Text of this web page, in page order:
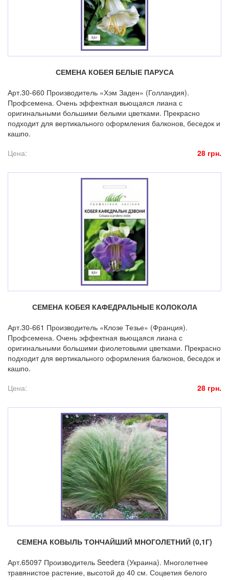
СЕМЕНА КОБЕЯ БЕЛЫЕ ПАРУСА
Арт.30-660 Производитель «Хэм Заден» (Голландия).
Профсемена. Очень эффектная вьющаяся лиана с
оригинальными большими белыми цветками. Прекрасно
подходит для вертикального оформления балконов, беседок и
кашпо.
Цена:
28 грн.
СЕМЕНА КОБЕЯ КАФЕДРАЛЬНЫЕ КОЛОКОЛА
Арт.30-661 Производитель «Клозе Тезье» (Франция).
Профсемена. Очень эффектная вьющаяся лиана с
оригинальными большими фиолетовыми цветками. Прекрасно
подходит для вертикального оформления балконов, беседок и
кашпо.
Цена:
28 грн.
СЕМЕНА КОВЫЛЬ ТОНЧАЙШИЙ МНОГОЛЕТНИЙ (0,1Г)
Арт.65097 Производитель Seedera (Украина). Многолетнее
травянистое растение, высотой до 40 см. Соцветия белого